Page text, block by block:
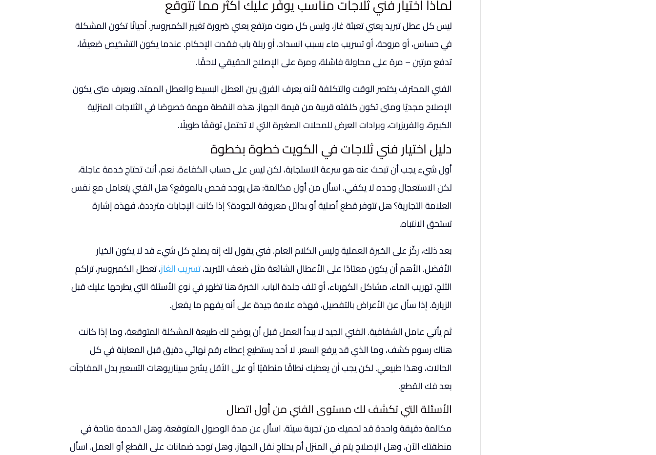
لماذا اختيار فني ثلاجات مناسب يوفّر عليك أكثر مما تتوقع
ليس كل عطل تبريد يعني تعبئة غاز، وليس كل صوت مرتفع يعني ضرورة تغيير الكمبروسر. أحيانًا تكون المشكلة
في حساس، أو مروحة، أو تسريب ماء بسبب انسداد، أو ربلة باب فقدت الإحكام. عندما يكون التشخيص ضعيفًا،
تدفع مرتين – مرة على محاولة فاشلة، ومرة على الإصلاح الحقيقي لاحقًا.
الفني المحترف يختصر الوقت والتكلفة لأنه يعرف الفرق بين العطل البسيط والعطل الممتد، ويعرف متى يكون
الإصلاح مجديًا ومتى تكون كلفته قريبة من قيمة الجهاز. هذه النقطة مهمة خصوصًا في الثلاجات المنزلية
الكبيرة، والفريزرات، وبرادات العرض للمحلات الصغيرة التي لا تحتمل توقفًا طويلًا.
دليل اختيار فني ثلاجات في الكويت خطوة بخطوة
أول شيء يجب أن تبحث عنه هو سرعة الاستجابة، لكن ليس على حساب الكفاءة. نعم، أنت تحتاج خدمة عاجلة،
لكن الاستعجال وحده لا يكفي. اسأل من أول مكالمة: هل يوجد فحص بالموقع؟ هل الفني يتعامل مع نفس
العلامة التجارية؟ هل تتوفر قطع أصلية أو بدائل معروفة الجودة؟ إذا كانت الإجابات مترددة، فهذه إشارة
تستحق الانتباه.
بعد ذلك، ركّز على الخبرة العملية وليس الكلام العام. فني يقول لك إنه يصلح كل شيء قد لا يكون الخيار
الأفضل. الأهم أن يكون معتادًا على الأعطال الشائعة مثل ضعف التبريد،تسريب الغاز، تعطل الكمبروسر، تراكم
الثلج، تهريب الماء، مشاكل الكهرباء، أو تلف جلدة الباب. الخبرة هنا تظهر في نوع الأسئلة التي يطرحها عليك قبل
الزيارة. إذا سأل عن الأعراض بالتفصيل، فهذه علامة جيدة على أنه يفهم ما يفعل.
ثم يأتي عامل الشفافية. الفني الجيد لا يبدأ العمل قبل أن يوضح لك طبيعة المشكلة المتوقعة، وما إذا كانت
هناك رسوم كشف، وما الذي قد يرفع السعر. لا أحد يستطيع إعطاء رقم نهائي دقيق قبل المعاينة في كل
الحالات، وهذا طبيعي. لكن يجب أن يعطيك نطاقًا منطقيًا أو على الأقل يشرح سيناريوهات التسعير بدل المفاجآت
بعد فك القطع.
الأسئلة التي تكشف لك مستوى الفني من أول اتصال
مكالمة دقيقة واحدة قد تحميك من تجربة سيئة. اسأل عن مدة الوصول المتوقعة، وهل الخدمة متاحة في
منطقتك الآن، وهل الإصلاح يتم في المنزل أم يحتاج نقل الجهاز، وهل توجد ضمانات على القطع أو العمل. اسأل